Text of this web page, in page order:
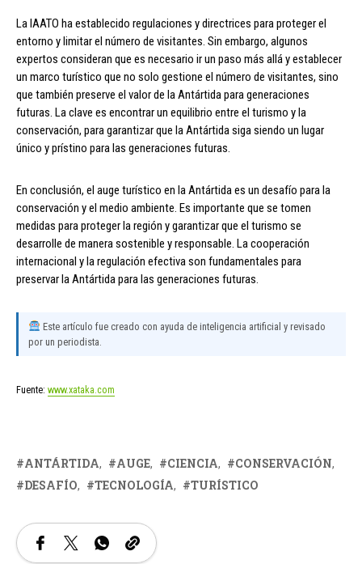
La IAATO ha establecido regulaciones y directrices para proteger el
entorno y limitar el número de visitantes. Sin embargo, algunos
expertos consideran que es necesario ir un paso más allá y establecer
un marco turístico que no solo gestione el número de visitantes, sino
que también preserve el valor de la Antártida para generaciones
futuras. La clave es encontrar un equilibrio entre el turismo y la
conservación, para garantizar que la Antártida siga siendo un lugar
único y prístino para las generaciones futuras.
En conclusión, el auge turístico en la Antártida es un desafío para la
conservación y el medio ambiente. Es importante que se tomen
medidas para proteger la región y garantizar que el turismo se
desarrolle de manera sostenible y responsable. La cooperación
internacional y la regulación efectiva son fundamentales para
preservar la Antártida para las generaciones futuras.
Este artículo fue creado con ayuda de inteligencia artificial y revisado
por un periodista.
Fuente: www.xataka.com
ANTÁRTIDA AUGE CIENCIA
CONSERVACIÓN
DESAFÍO
TECNOLOGÍA TURÍSTICO